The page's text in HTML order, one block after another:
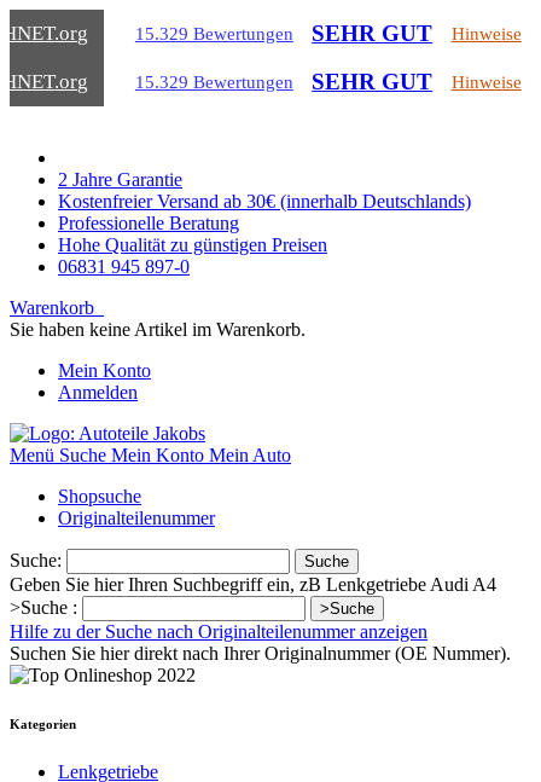
.org 15.329 Bewertungen SEHR GUT Hinweise
.org 15.329 Bewertungen SEHR GUT Hinweise
2 Jahre Garantie
Kostenfreier Versand ab 30€ (innerhalb Deutschlands)
Professionelle Beratung
Hohe Qualität zu günstigen Preisen
06831 945 897-0
Warenkorb
Sie haben keine Artikel im Warenkorb.
Mein Konto
Anmelden
Menü Suche Mein Konto Mein Auto
Shopsuche
Originalteilenummer
Suche: Suche
Geben Sie hier Ihren Suchbegriff ein, zB Lenkgetriebe Audi A4
>Suche :
>Suche
Hilfe zu der Suche nach Originalteilenummer anzeigen
Suchen Sie hier direkt nach Ihrer Originalnummer (OE Nummer).
Kategorien
Lenkgetriebe